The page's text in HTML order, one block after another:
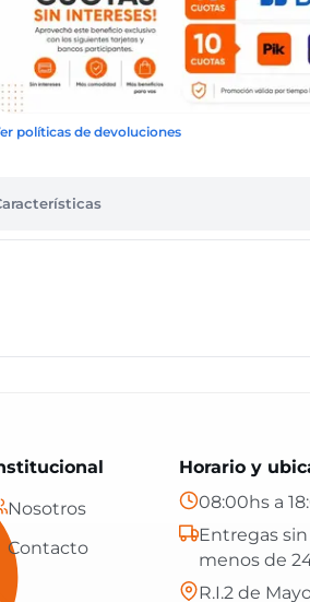
políticas de devoluciones
y más, con envíos gratis en
Nosotros
Contacto
Horario y
08:00hs a
Entregas
menos de
R.I.2 de